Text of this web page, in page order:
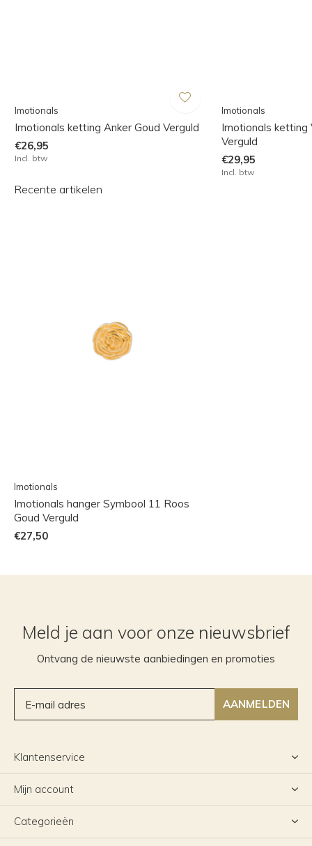
Imotionals
Imotionals ketting Anker Goud Verguld
€26,95
Incl. btw
Imotionals
Imotionals ketting
Verguld
€29,95
Incl. btw
Recente artikelen
Imotionals
Imotionals hanger Symbool 11 Roos
Goud Verguld
€27,50
Meld je aan voor onze nieuwsbrief
Ontvang de nieuwste aanbiedingen en promoties
AANMELDEN
Klantenservice
Mijn account
Categorieën